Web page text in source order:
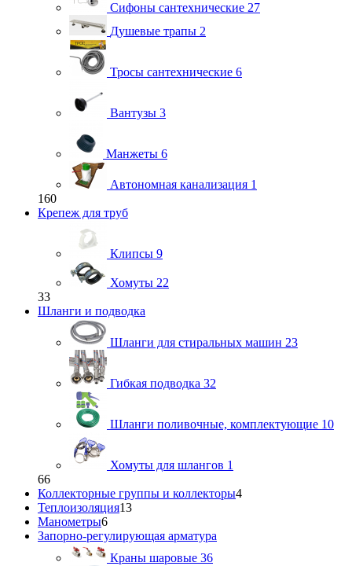
Сифоны сантехнические 27
Душевые трапы 2
Тросы сантехнические 6
Вантузы 3
Манжеты 6
Автономная канализация 1
160
Крепеж для труб
Клипсы 9
Хомуты 22
33
Шланги и подводка
Шланги для стиральных машин 23
Гибкая подводка 32
Шланги поливочные, комплектующие 10
Хомуты для шлангов 1
66
Коллекторные группы и коллекторы4
Теплоизоляция13
Манометры6
Запорно-регулирующая арматура
Краны шаровые 36